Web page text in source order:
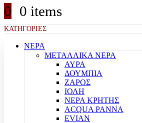
0 0 items
ΚΑΤΗΓΟΡΙΕΣ
ΝΕΡΑ
ΜΕΤΑΛΛΙΚΑ ΝΕΡΑ
ΑΥΡΑ
ΔΟΥΜΠΙΑ
ΖΑΡΟΣ
ΙΟΛΗ
ΝΕΡΑ ΚΡΗΤΗΣ
ACQUA PANNA
EVIAN